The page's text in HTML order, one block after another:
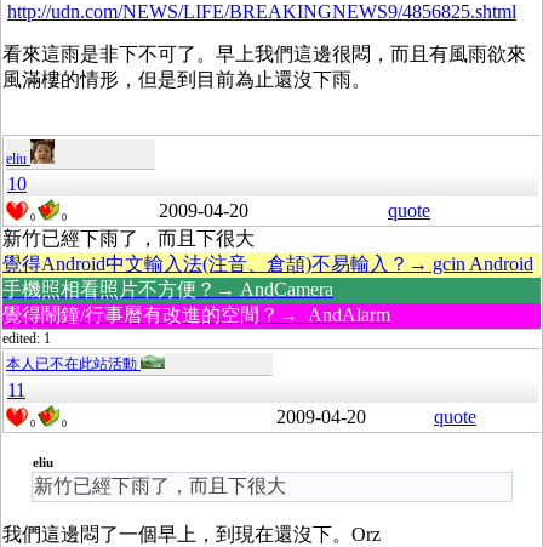
http://udn.com/NEWS/LIFE/BREAKINGNEWS9/4856825.shtml
看來這雨是非下不可了。早上我們這邊很悶，而且有風雨欲來
風滿樓的情形，但是到目前為止還沒下雨。
eliu
10
0 0 2009-04-20
quote
新竹已經下雨了，而且下很大
覺得Android中文輸入法(注音、倉頡)不易輸入？→ gcin Android
手機照相看照片不方便？→ AndCamera
覺得鬧鐘/行事曆有改進的空間？→ AndAlarm
edited: 1
本人已不在此站活動
11
0 0 2009-04-20 quote
eliu
新竹已經下雨了，而且下很大
我們這邊悶了一個早上，到現在還沒下。Orz